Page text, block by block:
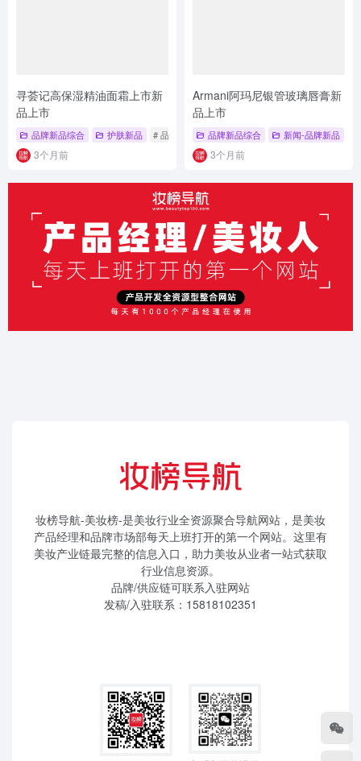
寻荟记高保湿精油面霜上市新
品上市
品牌新品综合 护肤新品 # 品牌新品综合 # 护肤新品 # 面霜
3个月前
Armani阿玛尼银管玻璃唇膏新
品上市
品牌新品综合 新闻-品牌新品
3个月前
妆榜导航-美妆榜-是美妆行业全资源聚合导航网站，是美妆
产品经理和品牌市场部每天上班打开的第一个网站。这里有
美妆产业链最完整的信息入口，助力美妆从业者一站式获取
行业信息资源。
品牌/供应链可联系入驻网站
发稿/入驻联系：15818102351